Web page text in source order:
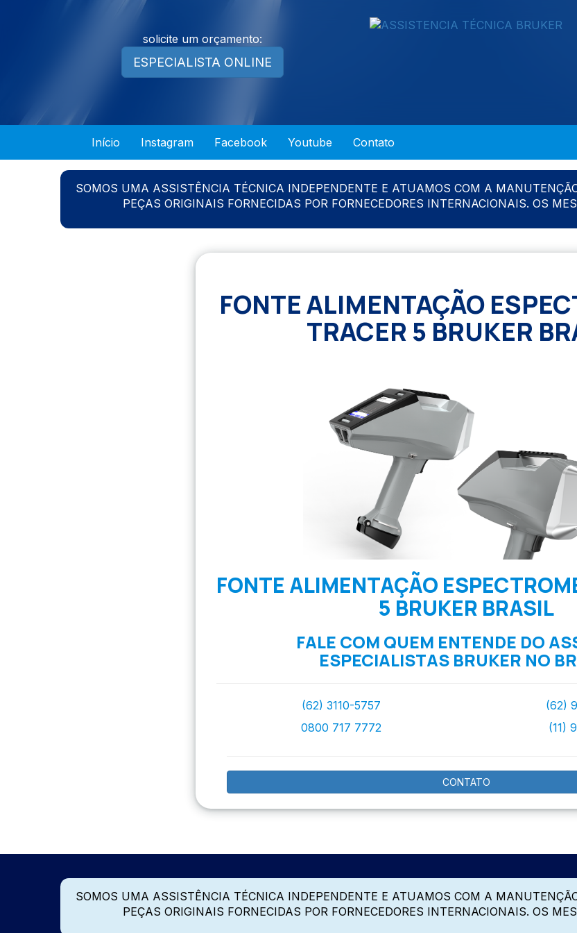
solicite um orçamento:
ESPECIALISTA ONLINE
Início Instagram Facebook Youtube Contato
SOMOS UMA ASSISTÊNCIA TÉCNICA INDEPENDENTE E ATUAMOS COM A
PEÇAS ORIGINAIS FORNECIDAS POR FORNECEDORES INTERNACIONAIS. OS
FONTE ALIMENTAÇÃO
TRACER 5 BRUKER
FONTE ALIMENTAÇÃO
5 BRUKER BRASIL
FALE COM QUEM ENTENDE DO
ESPECIALISTAS BRUKER NO
(62) 3110-5757
0800 717 7772
(62)
(11)
CONTATO
SOMOS UMA ASSISTÊNCIA TÉCNICA INDEPENDENTE E ATUAMOS COM A
PEÇAS ORIGINAIS FORNECIDAS POR FORNECEDORES INTERNACIONAIS. OS